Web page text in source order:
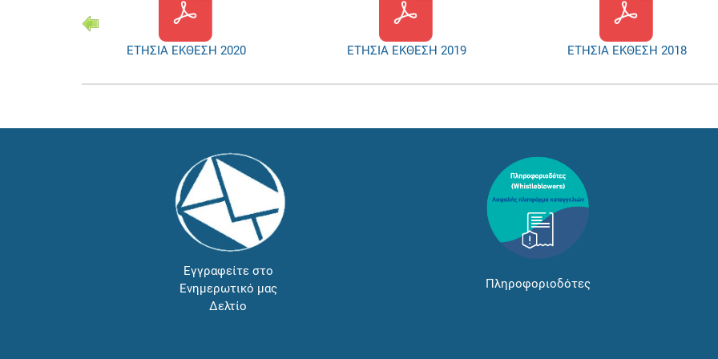
ΕΤΗΣΙΑ ΕΚΘΕΣΗ 2020 ΕΤΗΣΙΑ ΕΚΘΕΣΗ 2019 ΕΤΗΣΙΑ ΕΚΘΕΣΗ 2018
Εγγραφείτε στο
Ενημερωτικό μας
Δελτίο
Πληροφοριοδότες